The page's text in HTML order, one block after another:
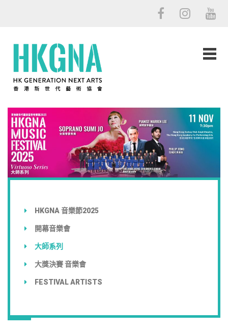
HKGNA 音樂節2025
開幕音樂會
大師系列
大獎決賽 音樂會
FESTIVAL ARTISTS